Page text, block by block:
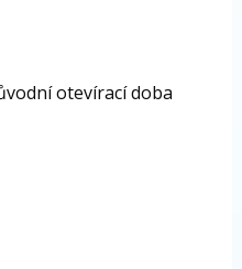
otevírací doba